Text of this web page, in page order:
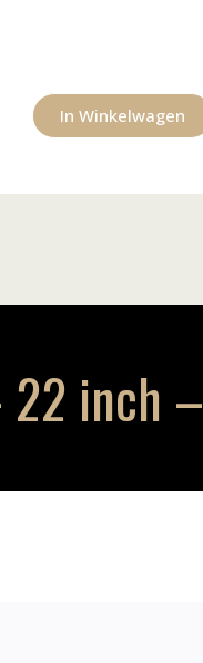
In Winkelwagen
22 inch